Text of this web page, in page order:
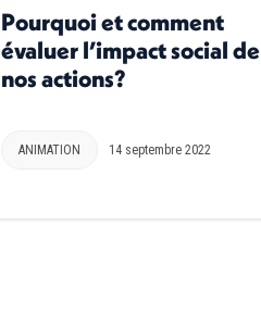
Pourquoi et comment
évaluer l’impact social de
nos actions?
ANIMATION 14 septembre 2022